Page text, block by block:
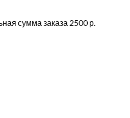
сумма заказа 2500 р.